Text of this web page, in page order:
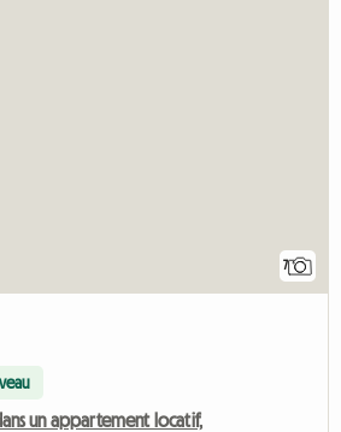
7
un appartement locatif,